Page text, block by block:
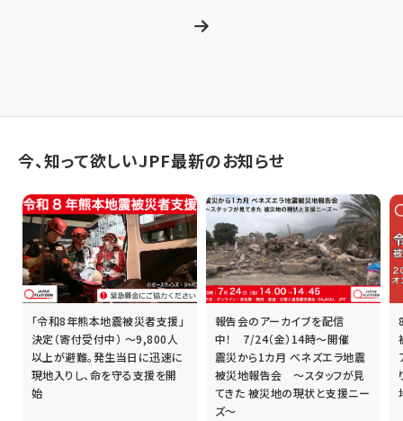
今、知って欲しいJPF最新のお知らせ
「令和8年熊本地震被災者支援」
決定（寄付受付中） ～9,800人
以上が避難。発生当日に迅速に
現地入りし、命を守る支援を開
始
報告会のアーカイブを配信
中！ 7/24（金）14時～開催
震災から1カ月 ベネズエラ地震
被災地報告会 ～スタッフが見
てきた 被災地の現状と支援ニー
ズ～